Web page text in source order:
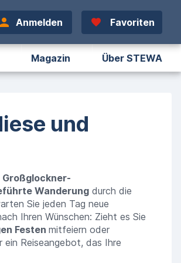
Anmelden Favoriten
Magazin Über STEWA
und
Großglockner-
Wanderung durch die
n Sie jeden Tag neue
Ihren Wünschen: Zieht es Sie
Festen mitfeiern oder
ein Reiseangebot, das Ihre